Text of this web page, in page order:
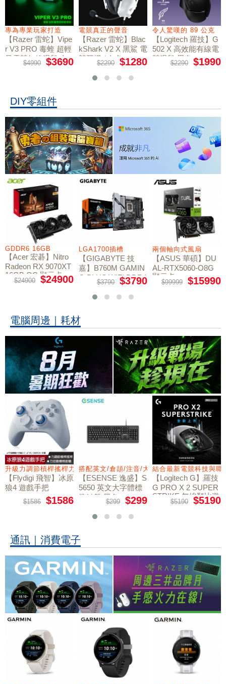
電競真正的聲音
【Razer 雷蛇】Blac
kShark V2 X 黑鯊 電
競耳機 / 白色
$2290 $1280
令人驚嘆的 89 公克
【Logitech 羅技】G
502 X 高效能有線電
競滑鼠 黑色
$2290 $1990
6/26-8/31 電競鍵盤
預購【ASUS 華碩】
ROG Azoth Extreme
電競鍵盤｜雪軸《20
周年限量版》
$18900 $18900
DIY零組件
LGA1700插槽
【GIGABYTE 技
嘉】B760M GAMIN
G PLUS WIFI DDR4
$3790 $3790
兩個軸向式風扇
【ASUS 華碩】DU
AL-RTX5060-O8G
顯示卡
$99999 $15990
讀取速度 6,000/
【Kingston 金士
NV3 1TB Gen4
e SSD 固態硬碟
$5288
電腦周邊｜耗材
槓桿搖桿力切換扳機
飛智】冰原
把
$1586
搭配英文/倉頡/注音/大易
【ESENSE 逸盛】S
5650 英文大字體標
準鍵盤 黑色
$299 $299
結合最新電競科技與職業選手共
【Logitech G】羅技
G PRO X 2 SUPER
STRIKE 無線類比遊
戲滑鼠$5190 $5190
穩定連線
【Flydigi
魚5 力反
手把
通訊｜消費電子